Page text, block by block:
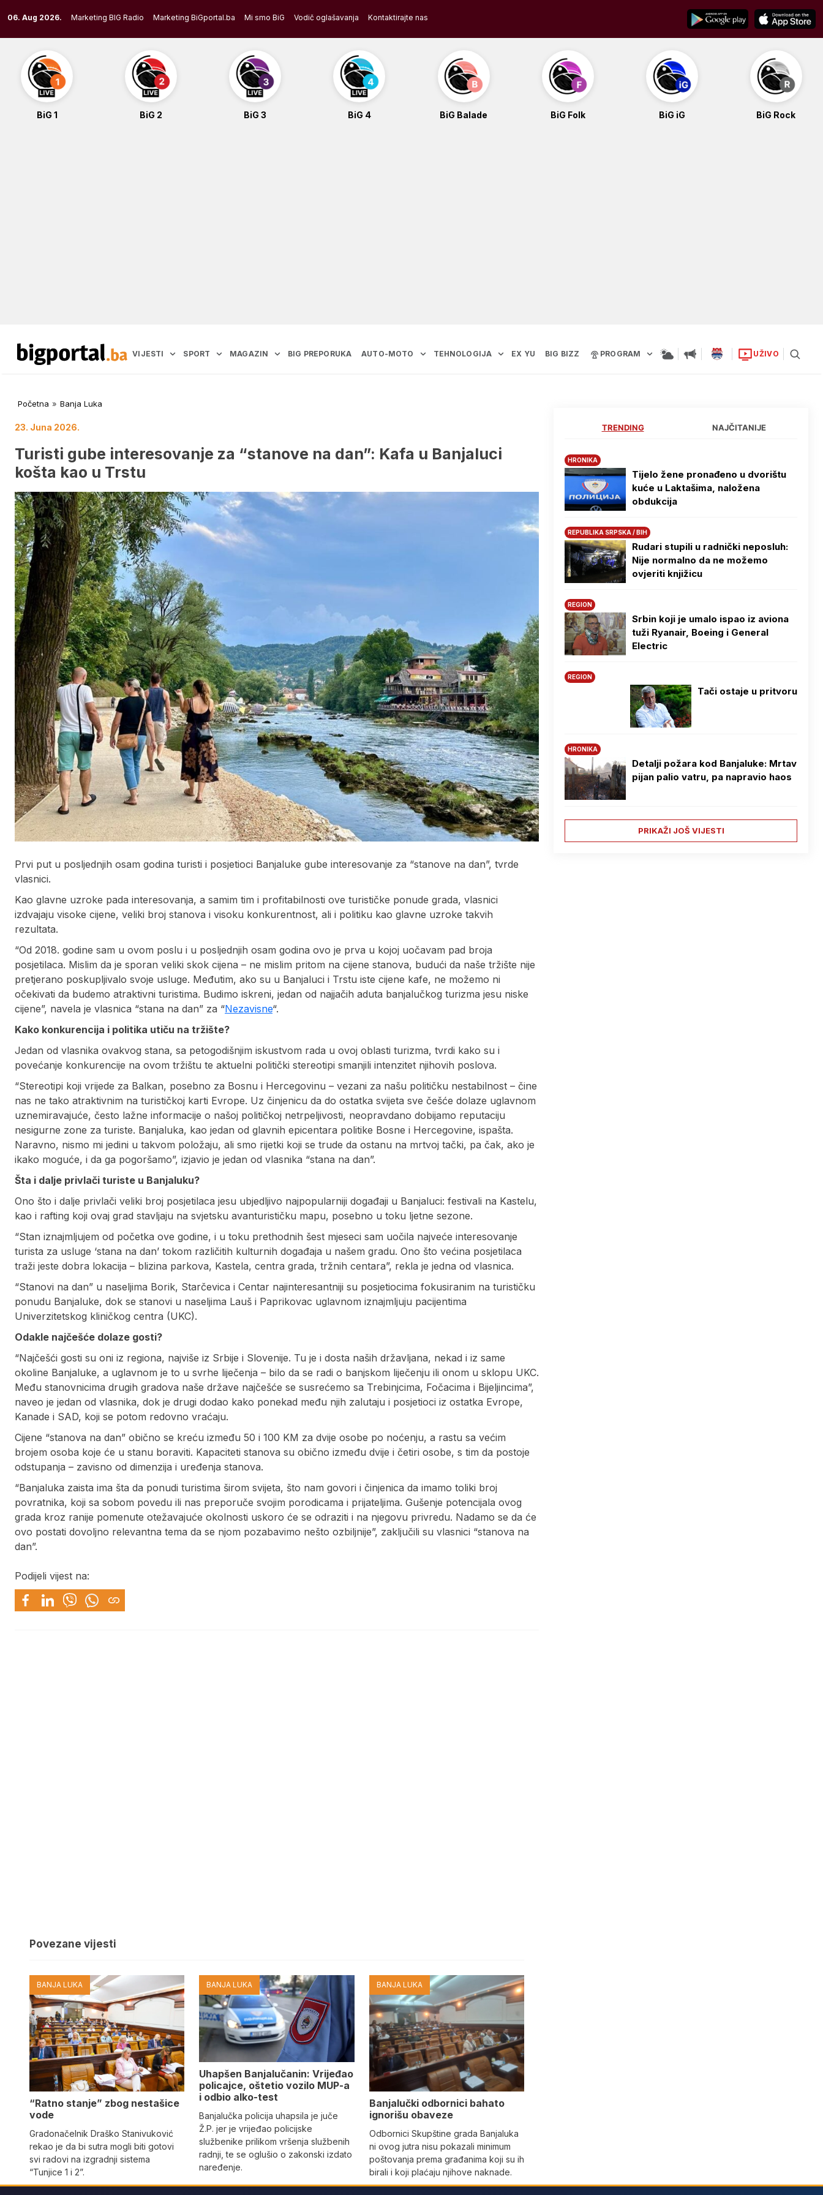
to
content
06. Aug 2026. Marketing BIG Radio Marketing BiGportal.ba Mi smo BiG Vodič oglašavanja Kontaktirajte nas
BiG 1 BiG 2 BiG 3 BiG 4 BiG Balade BiG Folk BiG iG BiG Rock
VIJESTI SPORT MAGAZIN BIG PREPORUKA AUTO-MOTO TEHNOLOGIJA EX YU BIG BIZZ PROGRAM UŽIVO
Početna » Banja Luka
23. Juna 2026.
Turisti gube interesovanje za “stanove na dan”: Kafa u Banjaluci
košta kao u Trstu
Prvi put u posljednjih osam godina turisti i posjetioci Banjaluke gube interesovanje za “stanove na dan”, tvrde
vlasnici.
Kao glavne uzroke pada interesovanja, a samim tim i profitabilnosti ove turističke ponude grada, vlasnici
izdvajaju visoke cijene, veliki broj stanova i visoku konkurentnost, ali i politiku kao glavne uzroke takvih
rezultata.
“Od 2018. godine sam u ovom poslu i u posljednjih osam godina ovo je prva u kojoj uočavam pad broja
posjetilaca. Mislim da je sporan veliki skok cijena – ne mislim pritom na cijene stanova, budući da naše tržište nije
pretjerano poskupljivalo svoje usluge. Međutim, ako su u Banjaluci i Trstu iste cijene kafe, ne možemo ni
očekivati da budemo atraktivni turistima. Budimo iskreni, jedan od najjačih aduta banjalučkog turizma jesu niske
cijene”, navela je vlasnica “stana na dan” za “Nezavisne“.
Kako konkurencija i politika utiču na tržište?
Jedan od vlasnika ovakvog stana, sa petogodišnjim iskustvom rada u ovoj oblasti turizma, tvrdi kako su i
povećanje konkurencije na ovom tržištu te aktuelni politički stereotipi smanjili intenzitet njihovih poslova.
“Stereotipi koji vrijede za Balkan, posebno za Bosnu i Hercegovinu – vezani za našu političku nestabilnost – čine
nas ne tako atraktivnim na turističkoj karti Evrope. Uz činjenicu da do ostatka svijeta sve češće dolaze uglavnom
uznemiravajuće, često lažne informacije o našoj političkoj netrpeljivosti, neopravdano dobijamo reputaciju
nesigurne zone za turiste. Banjaluka, kao jedan od glavnih epicentara politike Bosne i Hercegovine, ispašta.
Naravno, nismo mi jedini u takvom položaju, ali smo rijetki koji se trude da ostanu na mrtvoj tački, pa čak, ako je
ikako moguće, i da ga pogoršamo”, izjavio je jedan od vlasnika “stana na dan”.
Šta i dalje privlači turiste u Banjaluku?
Ono što i dalje privlači veliki broj posjetilaca jesu ubjedljivo najpopularniji događaji u Banjaluci: festivali na Kastelu,
kao i rafting koji ovaj grad stavljaju na svjetsku avanturističku mapu, posebno u toku ljetne sezone.
“Stan iznajmljujem od početka ove godine, i u toku prethodnih šest mjeseci sam uočila najveće interesovanje
turista za usluge ‘stana na dan’ tokom različitih kulturnih događaja u našem gradu. Ono što većina posjetilaca
traži jeste dobra lokacija – blizina parkova, Kastela, centra grada, tržnih centara”, rekla je jedna od vlasnica.
“Stanovi na dan” u naseljima Borik, Starčevica i Centar najinteresantniji su posjetiocima fokusiranim na turističku
ponudu Banjaluke, dok se stanovi u naseljima Lauš i Paprikovac uglavnom iznajmljuju pacijentima
Univerzitetskog kliničkog centra (UKC).
Odakle najčešće dolaze gosti?
“Najčešći gosti su oni iz regiona, najviše iz Srbije i Slovenije. Tu je i dosta naših državljana, nekad i iz same
okoline Banjaluke, a uglavnom je to u svrhe liječenja – bilo da se radi o banjskom liječenju ili onom u sklopu UKC.
Među stanovnicima drugih gradova naše države najčešće se susrećemo sa Trebinjcima, Fočacima i Bijeljincima”,
naveo je jedan od vlasnika, dok je drugi dodao kako ponekad među njih zalutaju i posjetioci iz ostatka Evrope,
Kanade i SAD, koji se potom redovno vraćaju.
Cijene “stanova na dan” obično se kreću između 50 i 100 KM za dvije osobe po noćenju, a rastu sa većim
brojem osoba koje će u stanu boraviti. Kapaciteti stanova su obično između dvije i četiri osobe, s tim da postoje
odstupanja – zavisno od dimenzija i uređenja stanova.
“Banjaluka zaista ima šta da ponudi turistima širom svijeta, što nam govori i činjenica da imamo toliki broj
povratnika, koji sa sobom povedu ili nas preporuče svojim porodicama i prijateljima. Gušenje potencijala ovog
grada kroz ranije pomenute otežavajuće okolnosti uskoro će se odraziti i na njegovu privredu. Nadamo se da će
ovo postati dovoljno relevantna tema da se njom pozabavimo nešto ozbiljnije”, zaključili su vlasnici “stanova na
dan”.
Podijeli vijest na:
Povezane vijesti
BANJA LUKA
“Ratno stanje” zbog nestašice
vode
Gradonačelnik Draško Stanivuković
rekao je da bi sutra mogli biti gotovi
svi radovi na izgradnji sistema
“Tunjice 1 i 2”.
BANJA LUKA
Uhapšen Banjalučanin: Vrijeđao
policajce, oštetio vozilo MUP-a
i odbio alko-test
Banjalučka policija uhapsila je juče
Ž.P. jer je vrijeđao policijske
službenike prilikom vršenja službenih
radnji, te se oglušio o zakonski izdato
naređenje.
BANJA LUKA
Banjalučki odbornici bahato
ignorišu obaveze
Odbornici Skupštine grada Banjaluka
ni ovog jutra nisu pokazali minimum
poštovanja prema građanima koji su ih
birali i koji plaćaju njihove naknade.
TRENDING NAJČITANIJE
HRONIKA
Tijelo žene pronađeno u dvorištu
kuće u Laktašima, naložena
obdukcija
REPUBLIKA SRPSKA / BIH
Rudari stupili u radnički neposluh:
Nije normalno da ne možemo
ovjeriti knjižicu
REGION
Srbin koji je umalo ispao iz aviona
tuži Ryanair, Boeing i General
Electric
REGION
Tači ostaje u pritvoru
HRONIKA
Detalji požara kod Banjaluke: Mrtav
pijan palio vatru, pa napravio haos
PRIKAŽI JOŠ VIJESTI